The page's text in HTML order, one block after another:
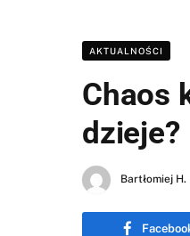
AKTUALNOŚCI
Chaos
dzieje?
Bartłomiej H.